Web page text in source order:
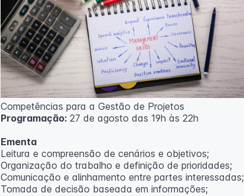
Competências para a Gestão de Projetos
Programação:27 de agosto das 19h às 22h
Ementa
Leitura e compreensão de cenários e objetivos;
Organização do trabalho e definição de prioridades;
Comunicação e alinhamento entre partes interessadas;
Tomada de decisão baseada em informações;